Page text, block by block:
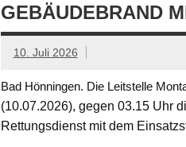
GEBÄUDEBRAND
10. Juli 2026
Bad Hönningen. Die Leitstelle
(10.07.2026), gegen 03.15 Uhr
Rettungsdienst mit dem